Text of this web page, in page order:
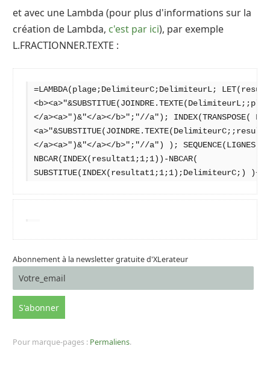
et avec une Lambda (pour plus d'informations sur la
création de Lambda, c'est par ici), par exemple
L.FRACTIONNER.TEXTE :
=LAMBDA(plage;DelimiteurC;DelimiteurL;
</a><a>")&"</a></b>";"//a"); INDEX(TRANSPOSE(
</a><a>")&"</a></b>";"//a") );
NBCAR(INDEX(resultat1;1;1))-NBCAR(
SUBSTITUE(INDEX(resultat1;1;1);DelimiteurC;)
Abonnement à la newsletter gratuite d'XLerateur
Pour marque-pages : Permaliens.